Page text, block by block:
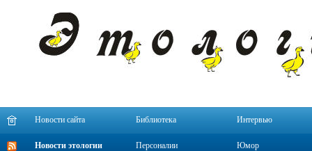
Новости сайта Библиотека Интервью
Новости этологии Персоналии Юмор